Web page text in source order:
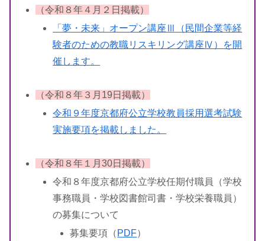
（令和８年４月２日掲載）
「夢・未来」オープン講座Ⅲ（民間企業等経
験者のための教職リスキリング講座Ⅳ）を開
催します。
（令和８年３月19日掲載）
令和９年度京都府公立学校教員採用選考試験
実施要項を掲載しました。
（令和８年１月30日掲載）
令和８年度京都府公立学校任期付職員（学校
事務職員・学校図書館司書・学校栄養職員）
の募集について
募集要項（ PDF）